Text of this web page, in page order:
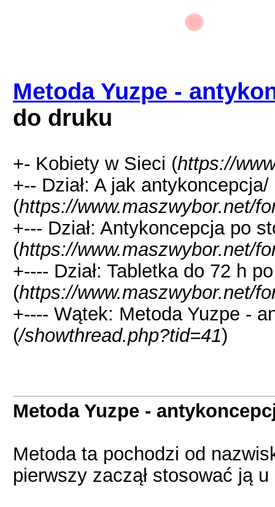
Metoda Yuzpe -
do druku
+- Kobiety w Sieci (https://
+-- Dział: A jak
(https://www.maszwybor.net/
+--- Dział: Antykoncepcja po
(https://www.maszwybor.net/
+---- Dział: Tabletka do 72 h po
(https://www.maszwybor.net/
+---- Wątek: Metoda Yuzpe -
(/showthread.php?tid=41)
Metoda Yuzpe -
Metoda ta pochodzi od
pierwszy zaczął stosować ją